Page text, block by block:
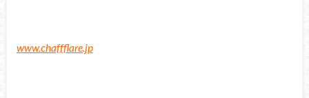
www.chaffflare.jp